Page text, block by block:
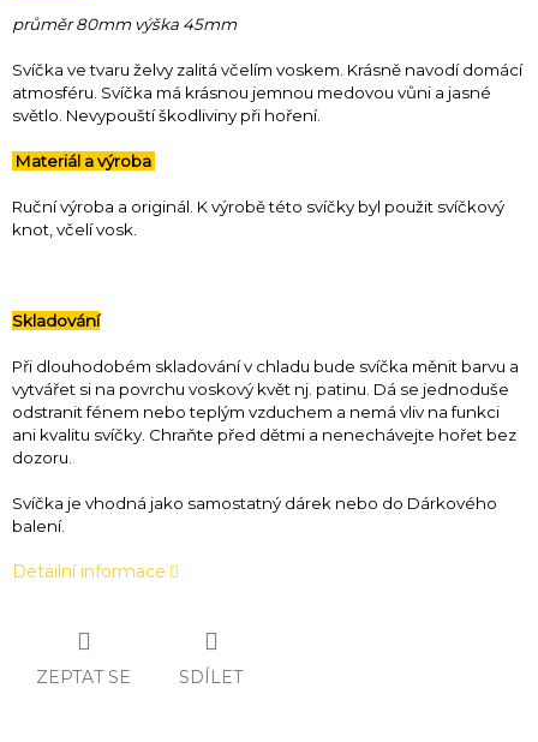
průměr 80mm výška 45mm
Svíčka ve tvaru želvy zalitá včelím voskem. Krásně navodí domácí
atmosféru. Svíčka má krásnou jemnou medovou vůni a jasné
světlo. Nevypouští škodliviny při hoření.
Materiál a výroba
Ruční výroba a originál. K výrobě této svíčky byl použit svíčkový
knot, včelí vosk.
Skladování
Při dlouhodobém skladování v chladu bude svíčka měnit barvu a
vytvářet si na povrchu voskový květ nj. patinu. Dá se jednoduše
odstranit fénem nebo teplým vzduchem a nemá vliv na funkci
ani kvalitu svíčky. Chraňte před dětmi a nenechávejte hořet bez
dozoru..
Svíčka je vhodná jako samostatný dárek nebo do Dárkového
balení.
Detailní informace
ZEPTAT SE SDÍLET